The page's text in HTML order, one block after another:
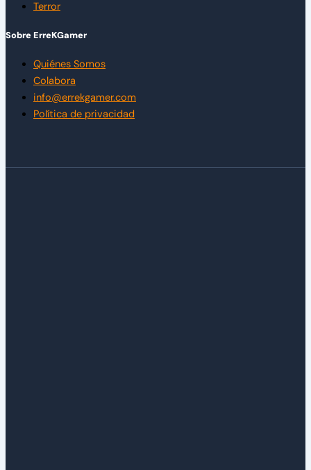
Terror
Sobre ErreKGamer
Quiénes Somos
Colabora
info@errekgamer.com
Política de privacidad